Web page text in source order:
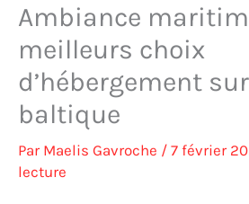
Ambiance
meilleurs choix
d’hébergement
baltique
Par Maelis Gavroche / 7 février
lecture